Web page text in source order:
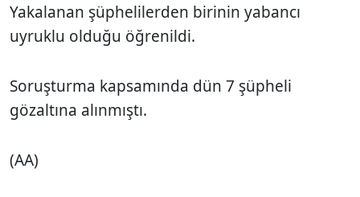
Yakalanan şüphelilerden birinin yabancı
uyruklu olduğu öğrenildi.
Soruşturma kapsamında dün 7 şüpheli
gözaltına alınmıştı.
(AA)